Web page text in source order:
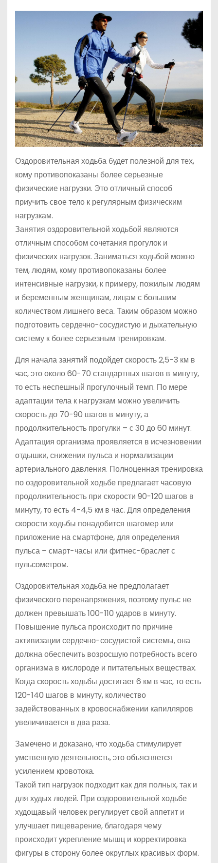
Оздоровительная ходьба будет полезной для тех,
кому противопоказаны более серьезные
физические нагрузки. Это отличный способ
приучить свое тело к регулярным физическим
нагрузкам.
Занятия оздоровительной ходьбой являются
отличным способом сочетания прогулок и
физических нагрузок. Заниматься ходьбой можно
тем, людям, кому противопоказаны более
интенсивные нагрузки, к примеру, пожилым людям
и беременным женщинам, лицам с большим
количеством лишнего веса. Таким образом можно
подготовить сердечно-сосудистую и дыхательную
систему к более серьезным тренировкам.
Для начала занятий подойдет скорость 2,5-3 км в
час, это около 60-70 стандартных шагов в минуту,
то есть неспешный прогулочный темп. По мере
адаптации тела к нагрузкам можно увеличить
скорость до 70-90 шагов в минуту, а
продолжительность прогулки – с 30 до 60 минут.
Адаптация организма проявляется в исчезновении
отдышки, снижении пульса и нормализации
артериального давления. Полноценная тренировка
по оздоровительной ходьбе предлагает часовую
продолжительность при скорости 90-120 шагов в
минуту, то есть 4-4,5 км в час. Для определения
скорости ходьбы понадобится шагомер или
приложение на смартфоне, для определения
пульса – смарт-часы или фитнес-браслет с
пульсометром.
Оздоровительная ходьба не предполагает
физического перенапряжения, поэтому пульс не
должен превышать 100-110 ударов в минуту.
Повышение пульса происходит по причине
активизации сердечно-сосудистой системы, она
должна обеспечить возросшую потребность всего
организма в кислороде и питательных веществах.
Когда скорость ходьбы достигает 6 км в час, то есть
120-140 шагов в минуту, количество
задействованных в кровоснабжении капилляров
увеличивается в два раза.
Замечено и доказано, что ходьба стимулирует
умственную деятельность, это объясняется
усилением кровотока.
Такой тип нагрузок подходит как для полных, так и
для худых людей. При оздоровительной ходьбе
худощавый человек регулирует свой аппетит и
улучшает пищеварение, благодаря чему
происходит укрепление мышц и корректировка
фигуры в сторону более округлых красивых форм.